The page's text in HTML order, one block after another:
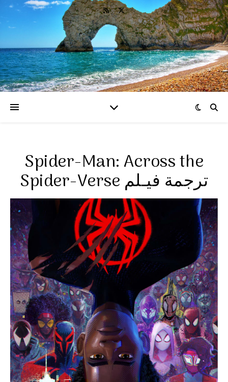
Spider-Man: Across the
Spider-Verse ترجمة فيـلم